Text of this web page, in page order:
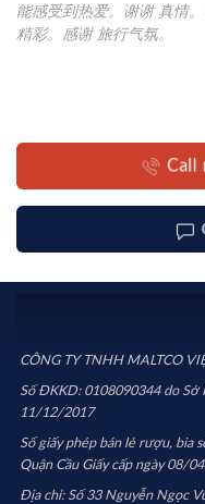
能感受到热爱。谢谢 真情。
精彩。感谢 旅行气氛。
Call
CÔNG TY TNHH MALTCO
Số ĐKKD: 0108090344 do Sở
11/12/2017
Số giấy phép bán lẻ rượu, bia
Quận Cầu Giấy cấp ngày 08/
Địa chỉ: Số 33 Nguyễn Ngọc